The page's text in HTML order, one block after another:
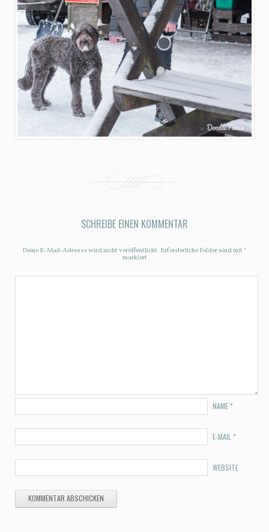
SCHREIBE EINEN KOMMENTAR
Deine E-Mail-Adresse wird nicht veröffentlicht. Erforderliche Felder sind mit*
markiert
NAME*
E-MAIL *
WEBSITE